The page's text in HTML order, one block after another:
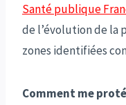
Santé publique
de l’évolution de la
zones identifiées
Comment me